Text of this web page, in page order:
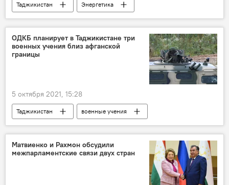
Таджикистан
Энергетика
Афганистан
электроэнергия
Центральная Азия
ОДКБ планирует в Таджикистане три
военных учения близ афганской
границы
5 октября 2021, 15:28
Таджикистан
военные учения
Россия
Матвиенко и Рахмон обсудили
межпарламентские связи двух стран